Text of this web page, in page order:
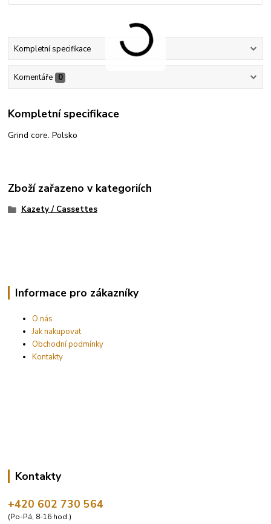
Kompletní specifikace
Komentáře 0
Kompletní specifikace
Grind core. Polsko
Zboží zařazeno v kategoriích
Kazety / Cassettes
Informace pro zákazníky
O nás
Jak nakupovat
Obchodní podmínky
Kontakty
Kontakty
+420 602 730 564
(Po-Pá, 8-16 hod.)